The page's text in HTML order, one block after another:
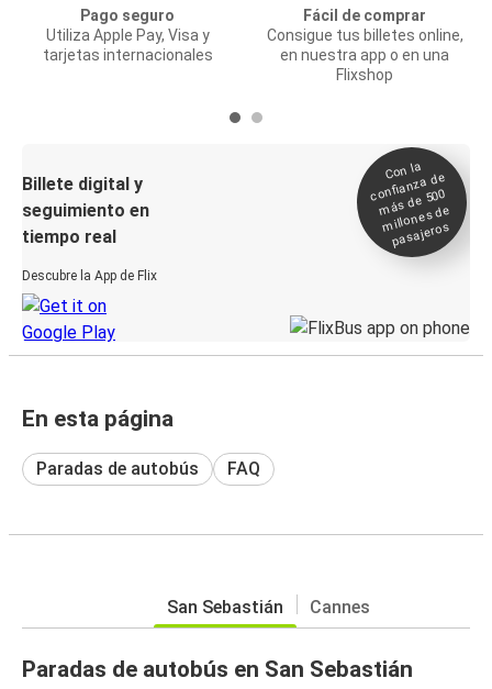
Pago seguro
Utiliza Apple Pay, Visa y
tarjetas internacionales
Fácil de comprar
Consigue tus billetes online,
en nuestra app o en una
Flixshop
Billete digital y
seguimiento en
tiempo real
Descubre la App de Flix
Con la
confianza de
más de 500
millones de
pasajeros
En esta página
Paradas de autobús FAQ
San Sebastián Cannes
Paradas de autobús en San Sebastián